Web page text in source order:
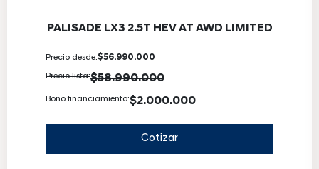
PALISADE LX3 2.5T HEV AT AWD LIMITED
Precio desde:$56.990.000
Precio lista:$58.990.000
Bono financiamiento:$2.000.000
Cotizar